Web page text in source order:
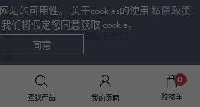
查找产品 我的页面
0
购物车
型号： 0B0048
产品编号： J306822
站的可用性。 关于cookies的使用 私隐政策
们将假定您同意获取 cookie。
同意